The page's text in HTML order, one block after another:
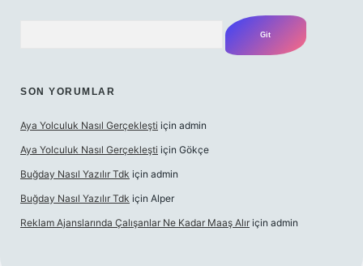
SON YORUMLAR
Aya Yolculuk Nasıl Gerçekleşti için admin
Aya Yolculuk Nasıl Gerçekleşti için Gökçe
Buğday Nasıl Yazılır Tdk için admin
Buğday Nasıl Yazılır Tdk için Alper
Reklam Ajanslarında Çalışanlar Ne Kadar Maaş Alır için admin